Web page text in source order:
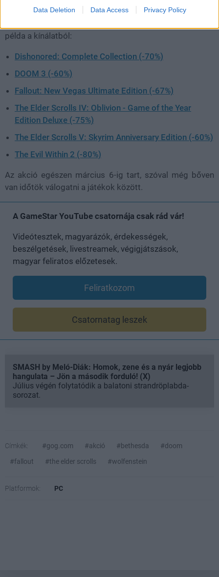
Data Deletion Data Access Privacy Policy
A régebbi idők közkedvelt Bethesda játékaira 60-80
példa a kínálatból:
Dishonored: Complete Collection (-70%)
DOOM 3 (-60%)
Fallout: New Vegas Ultimate Edition (-67%)
The Elder Scrolls IV: Oblivion - Game of the Year
Edition Deluxe (-75%)
The Elder Scrolls V: Skyrim Anniversary Edition (-60%)
The Evil Within 2 (-80%)
Az akció egészen március 6-ig tart, szóval még bőven
van időtök válogatni a játékok között.
A GameStar YouTube csatornája csak rád vár!
Videótesztek, magyarázók, érdekességek,
beszélgetések, livestreamek, végigjátszások,
magyar feliratos előzetesek.
Feliratkozom
Csatornatag leszek
SMASH by Meló-Diák: Homok, zene és a nyár legjobb
hangulata – Jön a második forduló! (X)
Július végén folytatódik a balatoni strandröplabda-
sorozat.
Címkék: #gog.com #akció #bethesda
#doom
#fallout
#the elder scrolls #wolfenstein
Platformok: PC